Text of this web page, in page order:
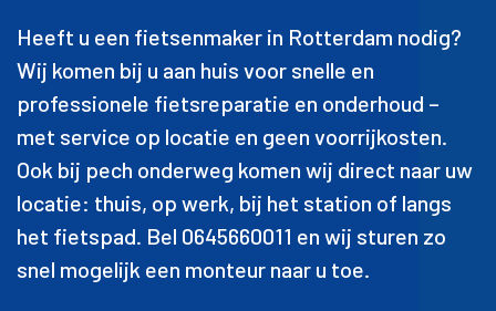
Heeft u een fietsenmaker in Rotterdam nodig?
Wij komen bij u aan huis voor snelle en
professionele fietsreparatie en onderhoud –
met service op locatie en geen voorrijkosten.
Ook bij pech onderweg komen wij direct naar uw
locatie: thuis, op werk, bij het station of langs
het fietspad. Bel 0645660011 en wij sturen zo
snel mogelijk een monteur naar u toe.